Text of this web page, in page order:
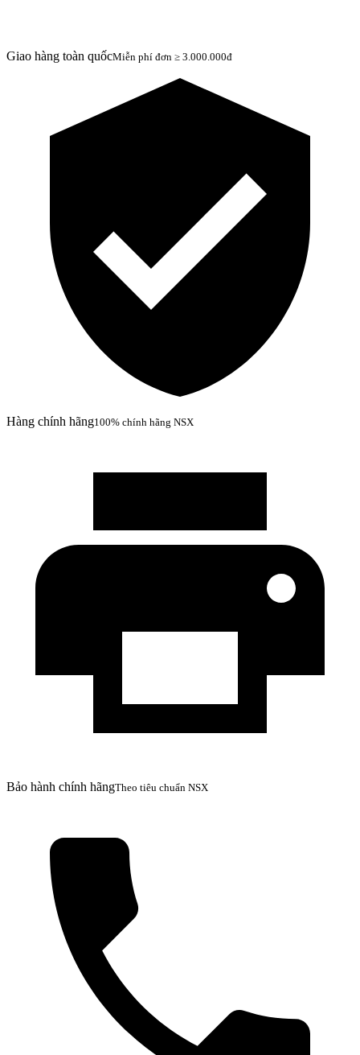
Giao hàng toàn quốcMiễn phí đơn ≥ 3.000.000đ
Hàng chính hãng100% chính hãng NSX
Bảo hành chính hãngTheo tiêu chuẩn NSX